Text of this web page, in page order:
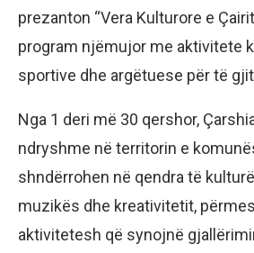
prezanton “Vera Kulturore e
program njëmujor me aktivitete
sportive dhe argëtuese për të
Nga 1 deri më 30 qershor,
ndryshme në territorin e
shndërrohen në qendra të
muzikës dhe kreativitetit,
aktivitetesh që synojnë